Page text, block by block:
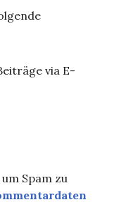
via E-
Spam zu